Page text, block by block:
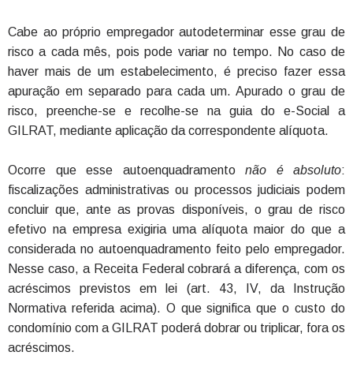
Cabe ao próprio empregador autodeterminar esse grau de
risco a cada mês, pois pode variar no tempo. No caso de
haver mais de um estabelecimento, é preciso fazer essa
apuração em separado para cada um. Apurado o grau de
risco, preenche-se e recolhe-se na guia do e-Social a
GILRAT, mediante aplicação da correspondente alíquota.
Ocorre que esse autoenquadramento não é absoluto:
fiscalizações administrativas ou processos judiciais podem
concluir que, ante as provas disponíveis, o grau de risco
efetivo na empresa exigiria uma alíquota maior do que a
considerada no autoenquadramento feito pelo empregador.
Nesse caso, a Receita Federal cobrará a diferença, com os
acréscimos previstos em lei (art. 43, IV, da Instrução
Normativa referida acima). O que significa que o custo do
condomínio com a GILRAT poderá dobrar ou triplicar, fora os
acréscimos.